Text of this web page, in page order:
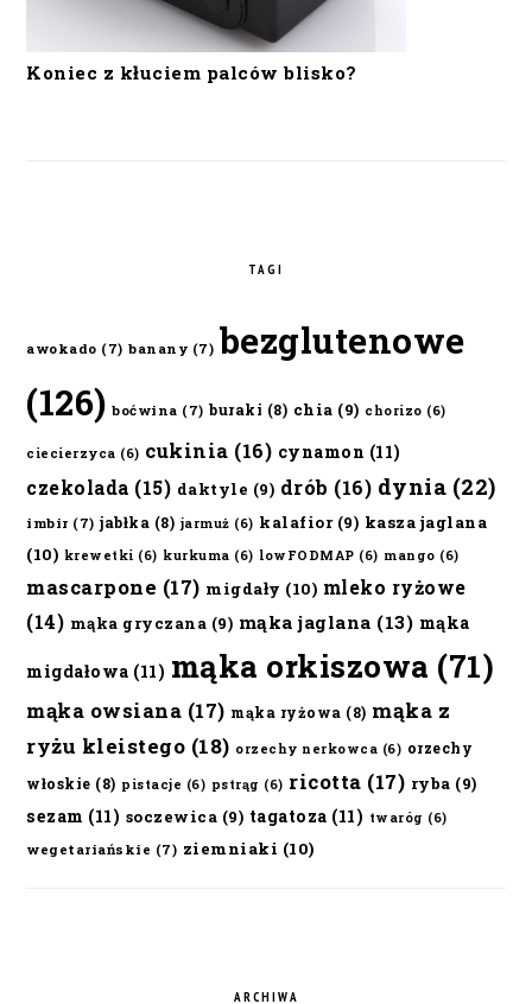
Koniec z kłuciem palców blisko?
TAGI
awokado (7) banany (7) bezglutenowe
(126) boćwina (7) buraki (8) chia (9) chorizo (6)
ciecierzyca (6) cukinia (16) cynamon (11)
czekolada (15) daktyle (9) drób (16) dynia (22)
imbir (7) jabłka (8) jarmuż (6) kalafior(9) kasza jaglana
(10) krewetki (6) kurkuma (6) lowFODMAP (6) mango (6)
mascarpone (17) migdały (10) mleko ryżowe
(14) mąka gryczana (9) mąka jaglana (13) mąka
migdałowa (11) mąka orkiszowa (71)
mąka owsiana (17) mąka ryżowa (8) mąka z
ryżu kleistego (18) orzechy nerkowca (6) orzechy
włoskie (8) pistacje (6) pstrąg (6) ricotta (17) ryba (9)
sezam (11) soczewica (9) tagatoza (11) twaróg (6)
wegetariańskie (7) ziemniaki (10)
ARCHIWA